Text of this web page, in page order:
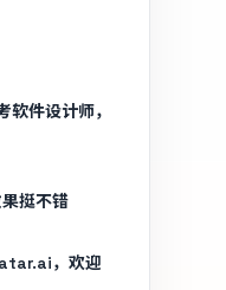
件设计师，
挺不错
，欢迎